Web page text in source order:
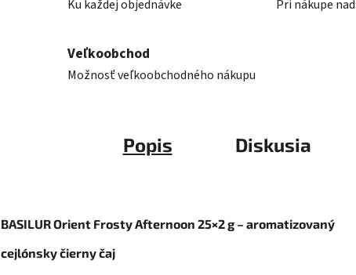
Ku každej objednávke Pri nákupe
Veľkoobchod
Možnosť veľkoobchodného nákupu
Popis Diskusia
BASILUR Orient Frosty Afternoon 25×2 g – aromatizovaný
cejlónsky čierny čaj